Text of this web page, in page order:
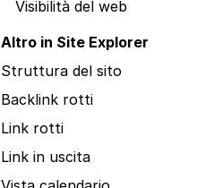
Visibilità del web
Altro in Site Explorer
Struttura del sito
Backlink rotti
Link rotti
Link in uscita